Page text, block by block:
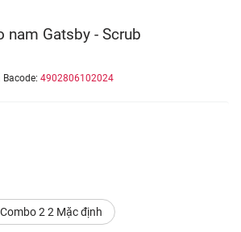
nam Gatsby - Scrub
Bacode: 4902806102024
Combo 2 2 Mặc định